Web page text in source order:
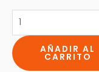
AÑADIR AL
CARRITO